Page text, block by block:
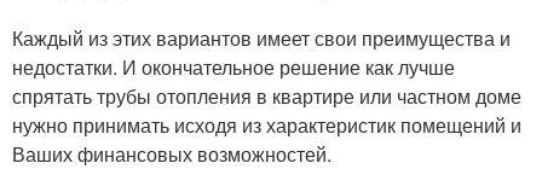
Каждый из этих вариантов имеет свои преимущества и
недостатки. И окончательное решение как лучше
спрятать трубы отопления в квартире или частном доме
нужно принимать исходя из характеристик помещений и
Ваших финансовых возможностей.